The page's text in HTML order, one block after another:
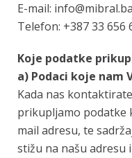
E-mail: info@mibral.ba
Telefon: +387 33 656
Koje podatke
a) Podaci koje nam
Kada nas
prikupljamo podatke
mail adresu, te
stižu na našu adresu